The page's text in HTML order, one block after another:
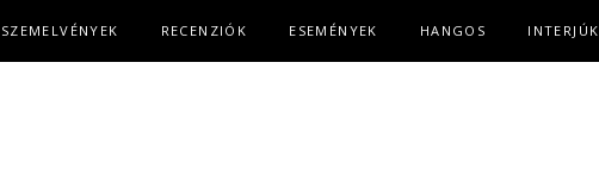
SZEMELVÉNYEK RECENZIÓK ESEMÉNYEK HANGOS INTERJÚK